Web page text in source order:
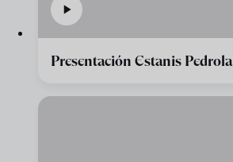
Presentación Estanis Pedrola